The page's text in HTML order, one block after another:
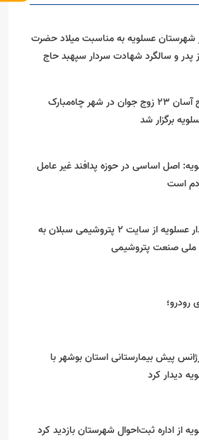
شهرستان عسلویه به مناسبت میلاد حضرت
پدر و سالگرد شهادت سردار سپهبد حاج
مراسم ازدواج آسان ۲۳ زوج جوان در شهر چاه‌مبارک
برگزار شد
اصل اساسی در حوزه پدافند غیر عامل
است
بازدید فرماندار عسلویه از سایت ۲ پتروشیمی سبلان به
ملی صنعت پتروشیمی
پیش بیمارستانی استان بوشهر با
دیدار کرد
از اداره ثبت‌احوال شهرستان بازدید کرد